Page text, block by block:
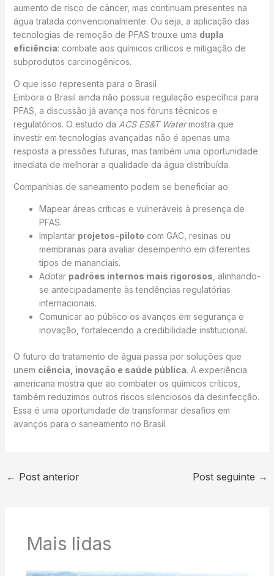
aumento de risco de câncer, mas continuam presentes na
água tratada convencionalmente. Ou seja, a aplicação das
tecnologias de remoção de PFAS trouxe uma dupla
eficiência: combate aos químicos críticos e mitigação de
subprodutos carcinogênicos.
O que isso representa para o Brasil
Embora o Brasil ainda não possua regulação específica para
PFAS, a discussão já avança nos fóruns técnicos e
regulatórios. O estudo da ACS ES&T Watermostra que
investir em tecnologias avançadas não é apenas uma
resposta a pressões futuras, mas também uma oportunidade
imediata de melhorar a qualidade da água distribuída.
Companhias de saneamento podem se beneficiar ao:
Mapear áreas críticas e vulneráveis à presença de
PFAS.
Implantar projetos-piloto com GAC, resinas ou
membranas para avaliar desempenho em diferentes
tipos de mananciais.
Adotar padrões internos mais rigorosos , alinhando-
se antecipadamente às tendências regulatórias
internacionais.
Comunicar ao público os avanços em segurança e
inovação, fortalecendo a credibilidade institucional.
O futuro do tratamento de água passa por soluções que
unem ciência, inovação e saúde pública. A experiência
americana mostra que ao combater os químicos críticos,
também reduzimos outros riscos silenciosos da desinfecção.
Essa é uma oportunidade de transformar desafios em
avanços para o saneamento no Brasil.
← Post anterior Post seguinte →
Mais lidas